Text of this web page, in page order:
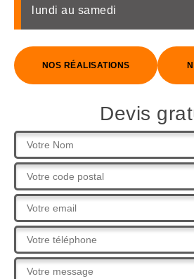
lundi au samedi
NOS RÉALISATIONS
Devis